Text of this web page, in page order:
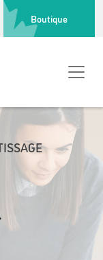
Boutique